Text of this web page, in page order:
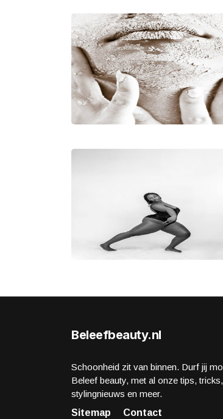
Beleefbeauty.nl
Schoonheid zit van binnen. Durf jij
Beleef beauty, met al onze tips, tricks,
stylingnieuws en meer.
Sitemap
Contact